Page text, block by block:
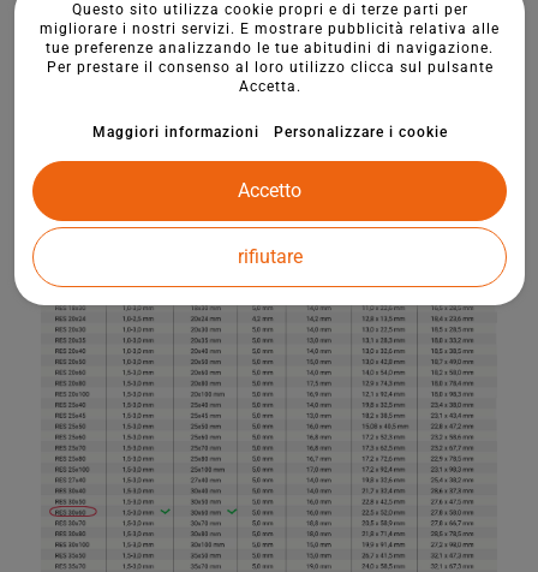
Questo sito utilizza cookie propri e di terze parti per
migliorare i nostri servizi. E mostrare pubblicità relativa alle
tue preferenze analizzando le tue abitudini di navigazione.
Per prestare il consenso al loro utilizzo clicca sul pulsante
Accetta.
Maggiori informazioni Personalizzare i cookie
rifiutare
Accetto